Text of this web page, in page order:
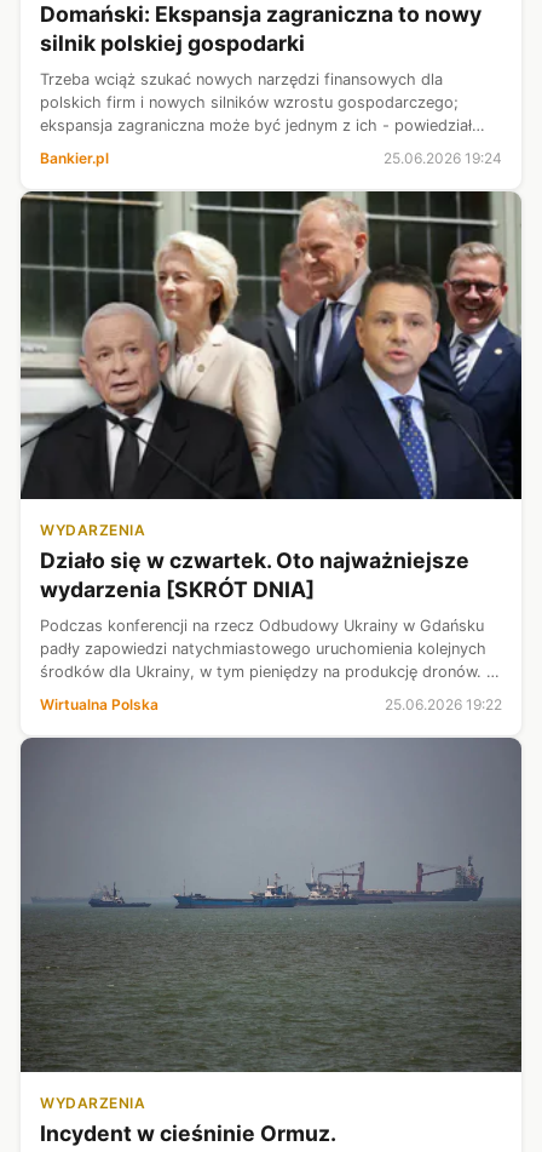
Domański: Ekspansja zagraniczna to nowy
silnik polskiej gospodarki
Trzeba wciąż szukać nowych narzędzi finansowych dla
polskich firm i nowych silników wzrostu gospodarczego;
ekspansja zagraniczna może być jednym z ich - powiedział
PAP minister finansów i gospodarki Andrzej Domański po
przystąpieniu BGK do Europejski...
Bankier.pl 25.06.2026 19:24
WYDARZENIA
Działo się w czwartek. Oto najważniejsze
wydarzenia [SKRÓT DNIA]
Podczas konferencji na rzecz Odbudowy Ukrainy w Gdańsku
padły zapowiedzi natychmiastowego uruchomienia kolejnych
środków dla Ukrainy, w tym pieniędzy na produkcję dronów. W
Wenezueli po dwóch silnych trzęsieniach ziemi są setki ofiar i
Wirtualna Polska 25.06.2026 19:22
WYDARZENIA
Incydent w cieśninie Ormuz.